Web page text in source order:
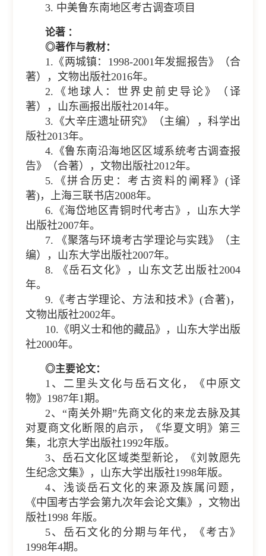
3. 中美鲁东南地区考古调查项目
论著 ：
◎著作与教材：
1.《两城镇：1998-2001年发掘报告》（合
著），文物出版社2016年。
2.《地球人：世界史前史导论》（译
著），山东画报出版社2014年。
3.《大辛庄遗址研究》（主编），科学出
版社2013年。
4.《鲁东南沿海地区区域系统考古调查报
告》（合著），文物出版社2012年。
5.《拼合历史：考古资料的阐释》(译
著)，上海三联书店2008年。
6.《海岱地区青铜时代考古》，山东大学
出版社2007年。
7. 《聚落与环境考古学理论与实践》（主
编），山东大学出版社2007年。
8. 《岳石文化》，山东文艺出版社2004
年。
9.《考古学理论、方法和技术》(合著)，
文物出版社2002年。
10.《明义士和他的藏品》，山东大学出版
社2000年。
◎主要论文：
1、二里头文化与岳石文化，《中原文
物》1987年1期。
2、“南关外期”先商文化的来龙去脉及其
对夏商文化断限的启示，《华夏文明》第三
集，北京大学出版社1992年版。
3、岳石文化区域类型新论，《刘敦愿先
生纪念文集》，山东大学出版社1998年版。
4、浅谈岳石文化的来源及族属问题，
《中国考古学会第九次年会论文集》，文物出
版社1998 年版。
5、岳石文化的分期与年代，《考古》
1998年4期。